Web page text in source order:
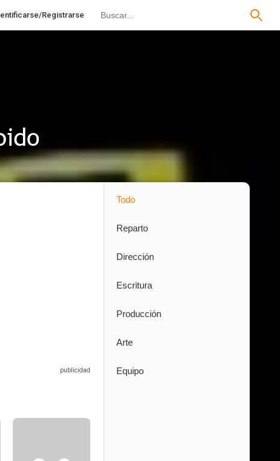
Registrarse
Todo
Reparto
Dirección
Escritura
Producción
Arte
Equipo